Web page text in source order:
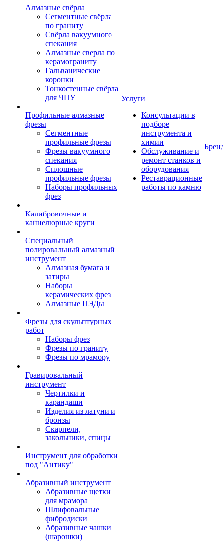
Алмазные свёрла
Сегментные свёрла
по граниту
Свёрла вакуумного
спекания
Алмазные сверла по
керамограниту
Гальванические
коронки
Тонкостенные свёрла
для ЧПУ
Профильные алмазные
фрезы
Сегментные
профильные фрезы
Фрезы вакуумного
спекания
Сплошные
профильные фрезы
Наборы профильных
фрез
Калибровочные и
каннелюрные круги
Специальный
полировальный алмазный
инструмент
Алмазная бумага и
затиры
Наборы
керамических фрез
Алмазные ПЭДы
Фрезы для скульптурных
работ
Наборы фрез
Фрезы по граниту
Фрезы по мрамору
Гравировальный
инструмент
Чертилки и
карандаши
Изделия из латуни и
бронзы
Скарпели,
закольники, спицы
Инструмент для обработки
под "Антику"
Абразивный инструмент
Абразивные щетки
для мрамора
Шлифовальные
фибродиски
Абразивные чашки
(шарошки)
Услуги
Консультации в
подборе
инструмента и
химии
Обслуживание и
ремонт станков и
оборудования
Реставрационные
работы по камню